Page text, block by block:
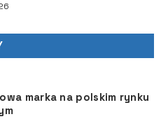
marka na polskim rynku